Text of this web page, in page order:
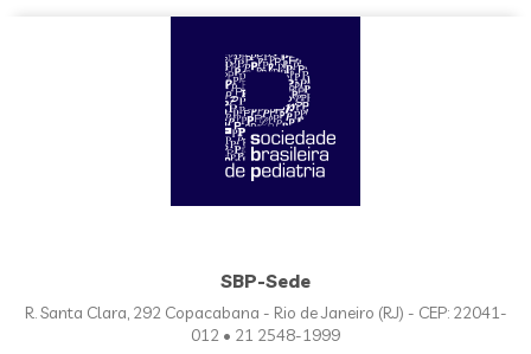
SBP-Sede
R. Santa Clara, 292 Copacabana - Rio de Janeiro (RJ) - CEP: 22041-
012 • 21 2548-1999